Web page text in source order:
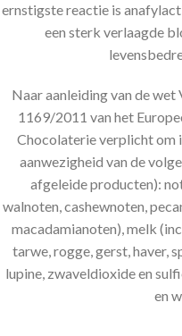
ernstigste reactie is
een sterk verlaagde
Naar aanleiding van de
1169/2011 van het
Chocolaterie verplicht om
aanwezigheid van de
afgeleide producten):
walnoten, cashewnoten,
macadamianoten), melk
tarwe, rogge, gerst, haver,
lupine, zwaveldioxide en
en